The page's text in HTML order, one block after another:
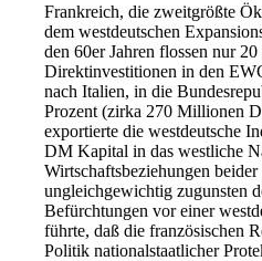
Frankreich, die zweitgrößte
dem westdeutschen
den 60er Jahren flossen nur
Direktinvestitionen in den
nach Italien, in die
Prozent (zirka 270 Millionen
exportierte die westdeutsche
DM Kapital in das westliche
Wirtschaftsbeziehungen
ungleichgewichtig zugunsten
Befürchtungen vor einer
führte, daß die französischen
Politik nationalstaatlicher